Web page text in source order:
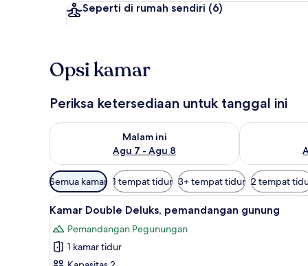
Seperti di rumah sendiri (6)
Opsi kamar
Periksa ketersediaan untuk tanggal ini
Malam ini
Agu 7 - Agu 8
Periksa ketersediaan untuk malam ini Agu 7 - Agu 8
Periksa
Filter
tersedia
untuk
Semua kamar 1 tempat tidur 3+ tempat tidur 2 tempat
Lihat
semua
foto
untuk
Kamar Double Deluks,
7
Kamar Double Deluks, pemandangan gunung
Pemandangan Pegunungan
1 kamar tidur